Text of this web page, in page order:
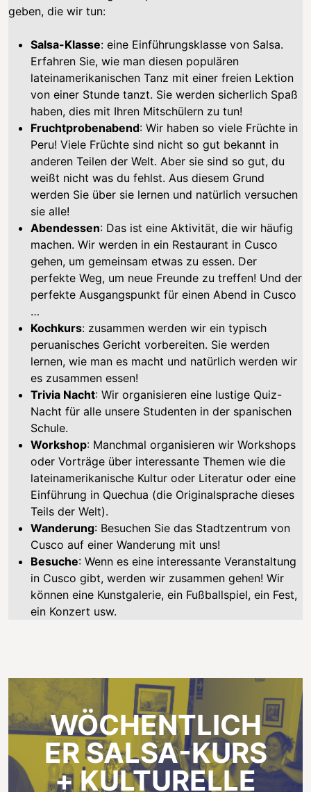
geben, die wir tun:
Salsa-Klasse: eine Einführungsklasse von Salsa.
Erfahren Sie, wie man diesen populären
lateinamerikanischen Tanz mit einer freien Lektion
von einer Stunde tanzt. Sie werden sicherlich Spaß
haben, dies mit Ihren Mitschülern zu tun!
Fruchtprobenabend: Wir haben so viele Früchte in
Peru! Viele Früchte sind nicht so gut bekannt in
anderen Teilen der Welt. Aber sie sind so gut, du
weißt nicht was du fehlst. Aus diesem Grund
werden Sie über sie lernen und natürlich versuchen
sie alle!
Abendessen: Das ist eine Aktivität, die wir häufig
machen. Wir werden in ein Restaurant in Cusco
gehen, um gemeinsam etwas zu essen. Der
perfekte Weg, um neue Freunde zu treffen! Und der
perfekte Ausgangspunkt für einen Abend in Cusco
…
Kochkurs: zusammen werden wir ein typisch
peruanisches Gericht vorbereiten. Sie werden
lernen, wie man es macht und natürlich werden wir
es zusammen essen!
Trivia Nacht: Wir organisieren eine lustige Quiz-
Nacht für alle unsere Studenten in der spanischen
Schule.
Workshop: Manchmal organisieren wir Workshops
oder Vorträge über interessante Themen wie die
lateinamerikanische Kultur oder Literatur oder eine
Einführung in Quechua (die Originalsprache dieses
Teils der Welt).
Wanderung: Besuchen Sie das Stadtzentrum von
Cusco auf einer Wanderung mit uns!
Besuche: Wenn es eine interessante Veranstaltung
in Cusco gibt, werden wir zusammen gehen! Wir
können eine Kunstgalerie, ein Fußballspiel, ein Fest,
ein Konzert usw.
WÖCHENTLICH
ER SALSA-KURS
+ KULTURELLE